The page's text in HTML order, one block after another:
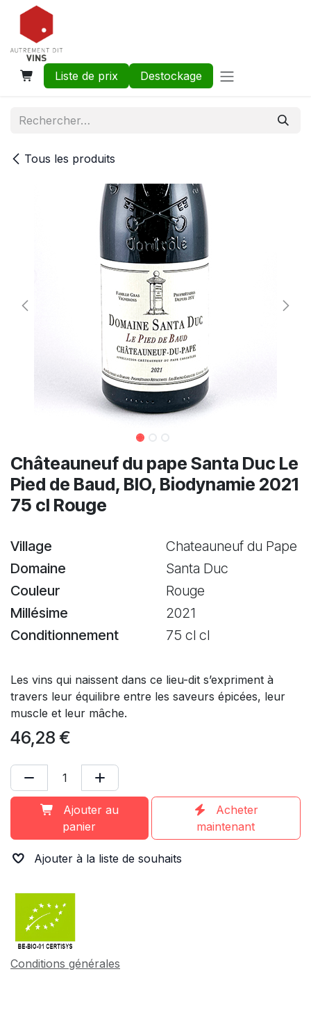
Se rendre au contenu
Liste de prix Destockage
Tous les produits
Châteauneuf du pape Santa Duc Le
Pied de Baud, BIO, Biodynamie 2021
75 cl Rouge
Village
Chateauneuf du Pape
Domaine
Santa Duc
Couleur
Rouge
Millésime
2021
Conditionnement
75 cl cl
Les vins qui naissent dans ce lieu-dit s’expriment à
travers leur équilibre entre les saveurs épicées, leur
muscle et leur mâche.
46,28 €
Ajouter au
panier
Acheter
maintenant
Ajouter à la liste de souhaits
Conditions générales